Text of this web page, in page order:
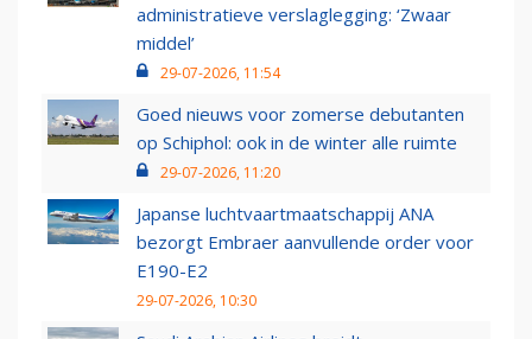
administratieve verslaglegging: ‘Zwaar
middel’
29-07-2026, 11:54
Goed nieuws voor zomerse debutanten
op Schiphol: ook in de winter alle ruimte
29-07-2026, 11:20
Japanse luchtvaartmaatschappij ANA
bezorgt Embraer aanvullende order voor
E190-E2
29-07-2026, 10:30